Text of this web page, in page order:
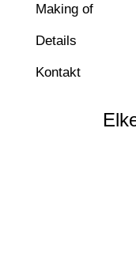
Making of
Details
Kontakt